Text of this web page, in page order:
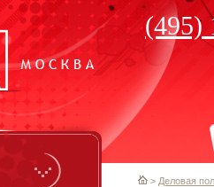
(495)
> Деловая